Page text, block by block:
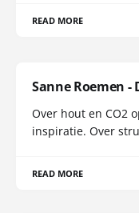
READ MORE
Sanne Roemen -
Over hout en CO2
inspiratie. Over
READ MORE